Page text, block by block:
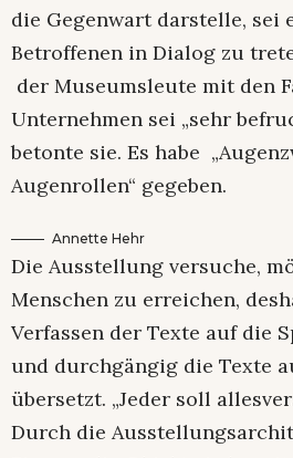
die Gegenwart darstelle, sei
Betroffenen in Dialog zu
der Museumsleute mit den
Unternehmen sei „sehr
betonte sie. Es habe
Augenrollen“ gegeben.
Annette Hehr
Die Ausstellung versuche,
Menschen zu erreichen,
Verfassen der Texte auf die
und durchgängig die Texte
übersetzt. „Jeder soll
Durch die